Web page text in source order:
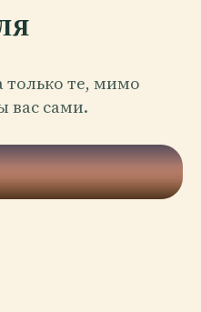
те, мимо
вас сами.